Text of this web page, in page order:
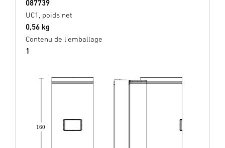
087739
UC1, poids net
0,56 kg
Contenu de l'emballage
1
160